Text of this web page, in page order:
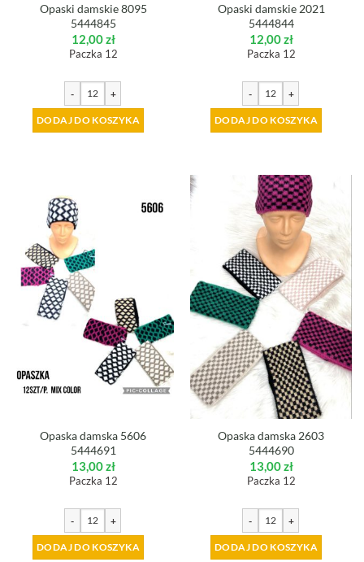
Opaski damskie 8095
5444845
12,00zł
Paczka 12
- +
DODAJ DO KOSZYKA
Opaski damskie 2021
5444844
12,00zł
Paczka 12
- +
DODAJ DO KOSZYKA
Opaska damska 5606
5444691
13,00zł
Paczka 12
- +
DODAJ DO KOSZYKA
Opaska damska 2603
5444690
13,00zł
Paczka 12
- +
DODAJ DO KOSZYKA